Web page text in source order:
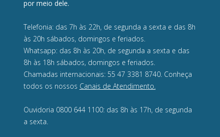
por meio dele.
Telefonia: das 7h às 22h, de segunda a sexta e das 8h
às 20h sábados, domingos e feriados.
Whatsapp: das 8h às 20h, de segunda a sexta e das
8h às 18h sábados, domingos e feriados.
Chamadas internacionais: 55 47 3381 8740. Conheça
todos os nossos Canais de Atendimento.
Ouvidoria 0800 644 1100: das 8h às 17h, de segunda
a sexta.